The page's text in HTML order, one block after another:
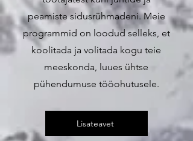
peamiste sidusrühmadeni. Meie
programmid on loodud selleks, et
koolitada ja volitada kogu teie
meeskonda, luues ühtse
pühendumuse tööohutusele.
Lisateavet